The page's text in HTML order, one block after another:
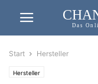
Das
Start Hersteller
Hersteller